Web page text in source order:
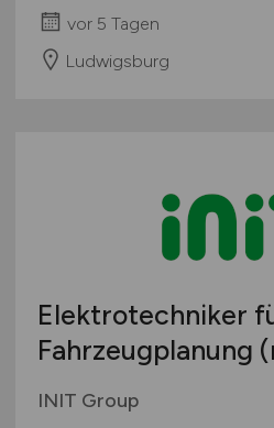
vor 5 Tagen
Ludwigsburg
Elektrotechniker
Fahrzeugplanung
INIT Group